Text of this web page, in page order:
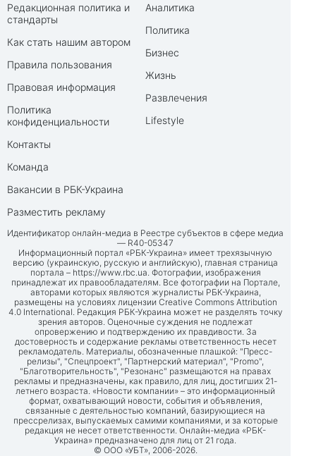
Редакционная политика и
стандарты
Как стать нашим автором
Правила пользования
Правовая информация
Политика
конфиденциальности
Контакты
Команда
Вакансии в РБК-Украина
Разместить рекламу
Аналитика
Политика
Бизнес
Жизнь
Развлечения
Lifestyle
Идентификатор онлайн-медиа в Реестре субъектов в сфере медиа
— R40-05347
Информационный портал «РБК-Украина» имеет трехязычную
версию (украинскую, русскую и английскую), главная страница
портала – https://www.rbc.ua . Фотографии, изображения
принадлежат их правообладателям. Все фотографии на Портале,
авторами которых являются журналисты РБК-Украина,
размещены на условиях лицензии Creative Commons Attribution
4.0 International. Редакция РБК-Украина может не разделять точку
зрения авторов. Оценочные суждения не подлежат
опровержению и подтверждению их правдивости. За
достоверность и содержание рекламы ответственность несет
рекламодатель. Материалы, обозначенные плашкой: "Пресс-
релизы", "Спецпроект", "Партнерский материал", "Promo",
"Благотворительность", "Резонанс" размещаются на правах
рекламы и предназначены, как правило, для лиц, достигших 21-
летнего возраста. «Новости компании» – это информационный
формат, охватывающий новости, события и объявления,
связанные с деятельностью компаний, базирующиеся на
прессрелизах, выпускаемых самими компаниями, и за которые
редакция не несет ответственности. Онлайн-медиа «РБК-
Украина» предназначено для лиц от 21 года.
© ООО «УБТ», 2006-2026.